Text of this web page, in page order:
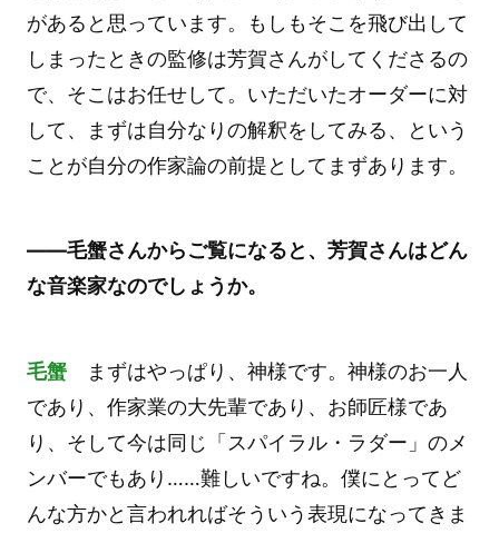
があると思っています。もしもそこを飛び出して
しまったときの監修は芳賀さんがしてくださるの
で、そこはお任せして。いただいたオーダーに対
して、まずは自分なりの解釈をしてみる、という
ことが自分の作家論の前提としてまずあります。
――毛蟹さんからご覧になると、芳賀さんはどん
な音楽家なのでしょうか。
毛蟹まずはやっぱり、神様です。神様のお一人
であり、作家業の大先輩であり、お師匠様であ
り、そして今は同じ「スパイラル・ラダー」のメ
ンバーでもあり……難しいですね。僕にとってど
んな方かと言われればそういう表現になってきま